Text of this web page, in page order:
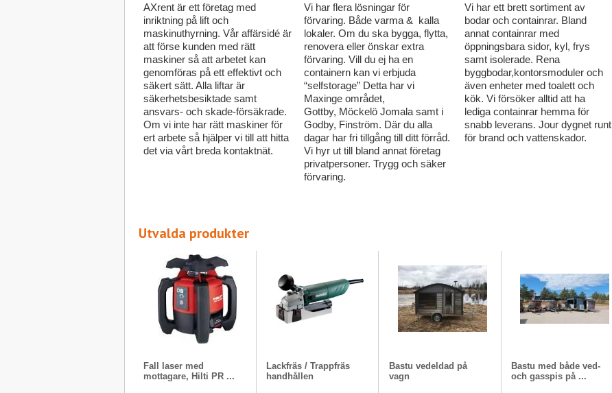
AXrent är ett företag med
inriktning på lift och
maskinuthyrning. Vår affärsidé är
att förse kunden med rätt
maskiner så att arbetet kan
genomföras på ett effektivt och
säkert sätt. Alla liftar är
säkerhetsbesiktade samt
ansvars- och skade-försäkrade.
Om vi inte har rätt maskiner för
ert arbete så hjälper vi till att hitta
det via vårt breda kontaktnät.
Vi har flera lösningar för
förvaring. Både varma & kalla
lokaler. Om du ska bygga, flytta,
renovera eller önskar extra
förvaring. Vill du ej ha en
containern kan vi erbjuda
“selfstorage” Detta har vi
Maxinge området,
Gottby, Möckelö Jomala samt i
Godby, Finström. Där du alla
dagar har fri tillgång till ditt förråd.
Vi hyr ut till bland annat företag
privatpersoner. Trygg och säker
förvaring.
Vi har ett brett sortiment av
bodar och containrar. Bland
annat containrar med
öppningsbara sidor, kyl, frys
samt isolerade. Rena
byggbodar,kontorsmoduler och
även enheter med toalett och
kök. Vi försöker alltid att ha
lediga containrar hemma för
snabb leverans. Jour dygnet runt
för brand och vattenskador.
Utvalda produkter
Fall laser med
mottagare, Hilti PR ...
Lackfräs / Trappfräs
handhållen
Bastu vedeldad på
vagn
Bastu med både ved-
och gasspis på ...